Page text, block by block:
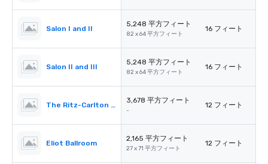
Salon I and II
5,248 平方フィート
82 x 64 平方フィート
16 フィート
Salon II and III
5,248 平方フィート
82 x 64 平方フィート
16 フィート
The Ritz-Carlton Pre-Function
3,678 平方フィート
-
12 フィート
Eliot Ballroom
2,165 平方フィート
27 x 71 平方フィート
12 フィート